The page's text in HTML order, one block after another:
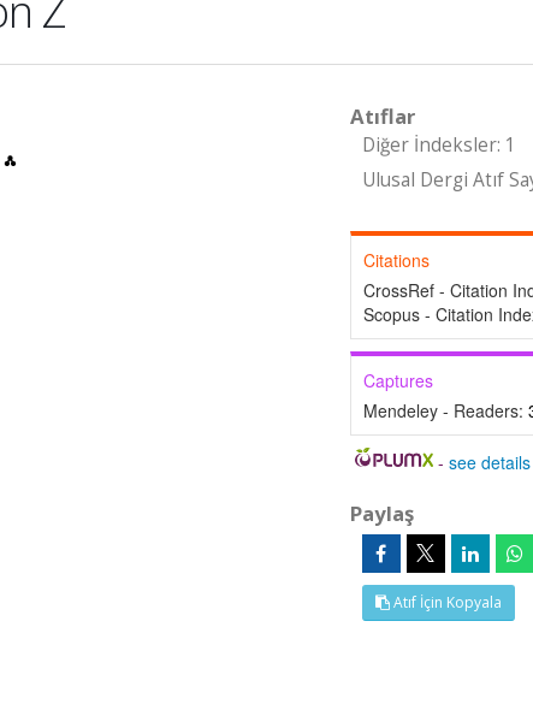
Atıflar
Diğer İndeksler: 1
Ulusal Dergi Atıf
Citations
CrossRef - Citation
Scopus - Citation
Captures
Mendeley - Readers:
-see details
Paylaş
Atıf İçin Kopyala